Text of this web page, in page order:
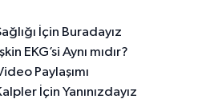
İçin Buradayız
EKG’si Aynı mıdır?
Paylaşımı
İçin Yanınızdayız